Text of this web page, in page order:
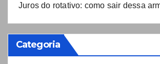
Juros do rotativo: como sair dessa
Categoria